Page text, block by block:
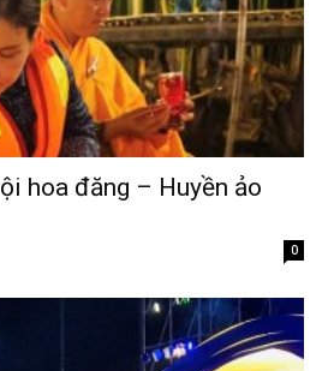
hoa đăng – Huyền ảo
0